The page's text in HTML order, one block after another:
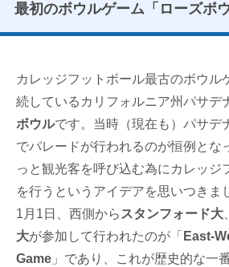
最初のボウルゲーム「ローズボウ
カレッジフットボール最古のボウル
続しているカリフォルニア州パサデ
ボウルです。当時（現在も）パサデ
でパレードが行われるのが恒例とな
っと観光客を呼び込む為にカレッジ
を行うというアイデアを思いつきま
1月1日、西側から スタンフォード大
大が参加して行われたのが「 East-
Game 」であり、これが歴史的な一